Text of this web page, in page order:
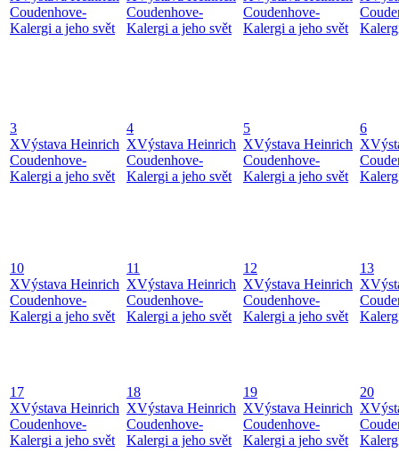
Coudenhove-
Kalergi a jeho svět
Coudenhove-
Kalergi a jeho svět
Coudenhove-
Kalergi a jeho svět
3
XVýstava Heinrich
Coudenhove-
Kalergi a jeho svět
4
XVýstava Heinrich
Coudenhove-
Kalergi a jeho svět
5
XVýstava Heinrich
Coudenhove-
Kalergi a jeho svět
6
X
10
XVýstava Heinrich
Coudenhove-
Kalergi a jeho svět
11
XVýstava Heinrich
Coudenhove-
Kalergi a jeho svět
12
XVýstava Heinrich
Coudenhove-
Kalergi a jeho svět
13
X
17
XVýstava Heinrich
Coudenhove-
Kalergi a jeho svět
18
XVýstava Heinrich
Coudenhove-
Kalergi a jeho svět
19
XVýstava Heinrich
Coudenhove-
Kalergi a jeho svět
20
X